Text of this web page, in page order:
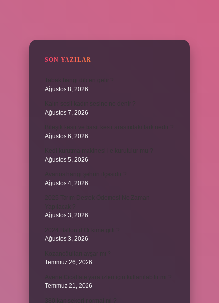
SON YAZILAR
Ağustos 8, 2026
Ağustos 7, 2026
Ağustos 6, 2026
Ağustos 5, 2026
Ağustos 4, 2026
Ağustos 3, 2026
Ağustos 3, 2026
Temmuz 26, 2026
Temmuz 21, 2026